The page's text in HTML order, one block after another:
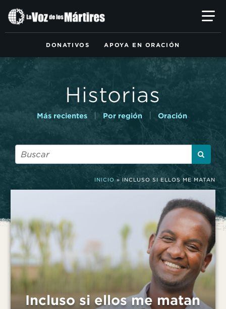
contenido
principal
DONATIVOS APOYA EN ORACIÓN
Historias
Más recientes | Por región Oración
INICIO » INCLUSO SI ELLOS ME MATAN
Incluso si ellos me matan